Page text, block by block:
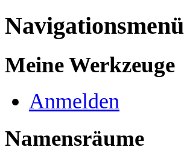
Navigationsmenü
Meine Werkzeuge
Anmelden
Namensräume